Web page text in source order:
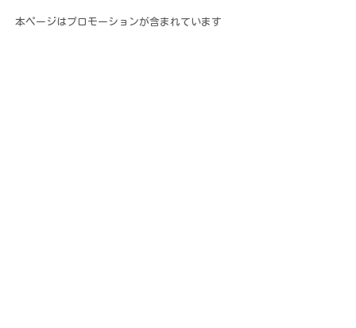
本ページはプロモーションが含まれています